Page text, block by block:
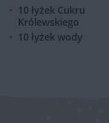
10 łyżek Cukru
Królewskiego
10 łyżek wody